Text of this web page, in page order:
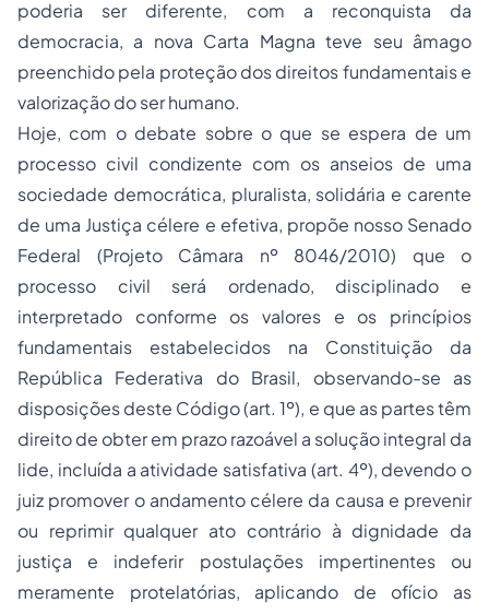
poderia ser diferente, com a reconquista da
democracia, a nova Carta Magna teve seu âmago
preenchido pela proteção dos direitos fundamentais e
valorização do ser humano.
Hoje, com o debate sobre o que se espera de um
processo civil condizente com os anseios de uma
sociedade democrática, pluralista, solidária e carente
de uma Justiça célere e efetiva, propõe nosso Senado
Federal (Projeto Câmara nº 8046/2010) que o
processo civil será ordenado, disciplinado e
interpretado conforme os valores e os princípios
fundamentais estabelecidos na Constituição da
República Federativa do Brasil, observando-se as
disposições deste Código (art. 1º), e que as partes têm
direito de obter em prazo razoável a solução integral da
lide, incluída a atividade satisfativa (art. 4º), devendo o
juiz promover o andamento célere da causa e prevenir
ou reprimir qualquer ato contrário à dignidade da
justiça e indeferir postulações impertinentes ou
meramente protelatórias, aplicando de ofício as